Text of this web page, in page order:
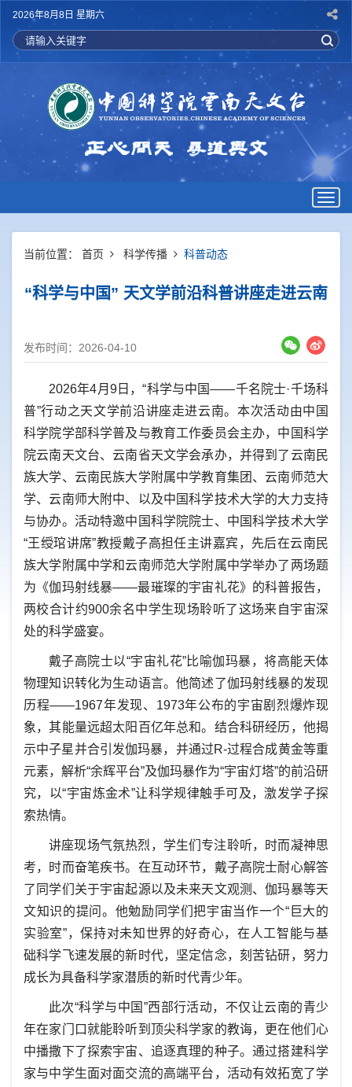
2026年8月8日 星期六
当前位置： 首页 科学传播 科普动态
“科学与中国” 天文学前沿科普讲座走进云南
发布时间：2026-04-10
2026年4月9日，“科学与中国——千名院士·千场科
普”行动之天文学前沿讲座走进云南。本次活动由中国
科学院学部科学普及与教育工作委员会主办，中国科学
院云南天文台、云南省天文学会承办，并得到了云南民
族大学、云南民族大学附属中学教育集团、云南师范大
学、云南师大附中、以及中国科学技术大学的大力支持
与协办。活动特邀中国科学院院士、中国科学技术大学
“王绶琯讲席”教授戴子高担任主讲嘉宾，先后在云南民
族大学附属中学和云南师范大学附属中学举办了两场题
为《伽玛射线暴——最璀璨的宇宙礼花》的科普报告，
两校合计约900余名中学生现场聆听了这场来自宇宙深
处的科学盛宴。
戴子高院士以“宇宙礼花”比喻伽玛暴，将高能天体
物理知识转化为生动语言。他简述了伽玛射线暴的发现
历程——1967年发现、1973年公布的宇宙剧烈爆炸现
象，其能量远超太阳百亿年总和。结合科研经历，他揭
示中子星并合引发伽玛暴，并通过R-过程合成黄金等重
元素，解析“余辉平台”及伽玛暴作为“宇宙灯塔”的前沿研
究，以“宇宙炼金术”让科学规律触手可及，激发学子探
索热情。
讲座现场气氛热烈，学生们专注聆听，时而凝神思
考，时而奋笔疾书。在互动环节，戴子高院士耐心解答
了同学们关于宇宙起源以及未来天文观测、伽玛暴等天
文知识的提问。他勉励同学们把宇宙当作一个“巨大的
实验室”，保持对未知世界的好奇心，在人工智能与基
础科学飞速发展的新时代，坚定信念，刻苦钻研，努力
成长为具备科学家潜质的新时代青少年。
此次“科学与中国”西部行活动，不仅让云南的青少
年在家门口就能聆听到顶尖科学家的教诲，更在他们心
中播撒下了探索宇宙、追逐真理的种子。通过搭建科学
家与中学生面对面交流的高端平台，活动有效拓宽了学